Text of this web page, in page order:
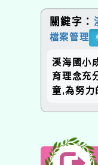
關鍵字：
檔案管理
溪海國小
育理念充
童,為努力